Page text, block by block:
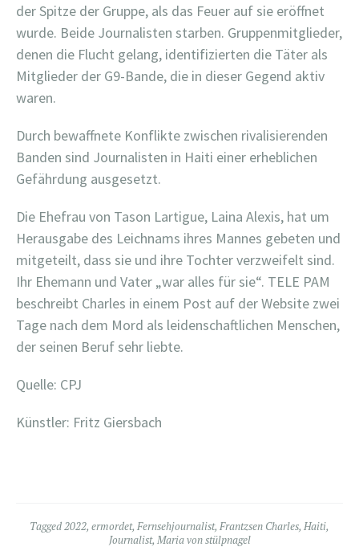
der Spitze der Gruppe, als das Feuer auf sie eröffnet
wurde. Beide Journalisten starben. Gruppenmitglieder,
denen die Flucht gelang, identifizierten die Täter als
Mitglieder der G9-Bande, die in dieser Gegend aktiv
waren.
Durch bewaffnete Konflikte zwischen rivalisierenden
Banden sind Journalisten in Haiti einer erheblichen
Gefährdung ausgesetzt.
Die Ehefrau von Tason Lartigue, Laina Alexis, hat um
Herausgabe des Leichnams ihres Mannes gebeten und
mitgeteilt, dass sie und ihre Tochter verzweifelt sind.
Ihr Ehemann und Vater „war alles für sie“. TELE PAM
beschreibt Charles in einem Post auf der Website zwei
Tage nach dem Mord als leidenschaftlichen Menschen,
der seinen Beruf sehr liebte.
Quelle: CPJ
Künstler: Fritz Giersbach
Tagged2022, ermordet, Fernsehjournalist, Frantzsen Charles, Haiti,
Journalist, Maria von stülpnagel